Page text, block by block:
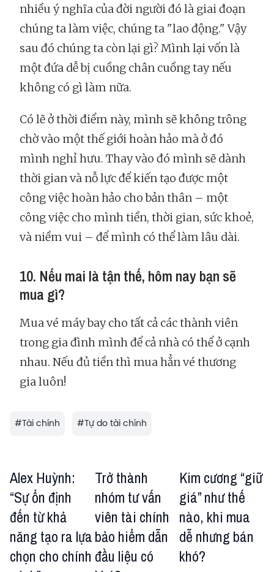
nhiều ý nghĩa của đời người đó là giai đoạn
chúng ta làm việc, chúng ta "lao động." Vậy
sau đó chúng ta còn lại gì? Mình lại vốn là
một đứa dễ bị cuồng chân cuồng tay nếu
không có gì làm nữa.
Có lẽ ở thời điểm này, mình sẽ không trông
chờ vào một thế giới hoàn hảo mà ở đó
mình nghỉ hưu. Thay vào đó mình sẽ dành
thời gian và nỗ lực để kiến tạo được một
công việc hoàn hảo cho bản thân – một
công việc cho mình tiền, thời gian, sức khoẻ,
và niềm vui – để mình có thể làm lâu dài.
10. Nếu mai là tận thế, hôm nay bạn sẽ
mua gì?
Mua vé máy bay cho tất cả các thành viên
trong gia đình mình để cả nhà có thể ở cạnh
nhau. Nếu đủ tiền thì mua hẳn vé thương
gia luôn!
#Tài chính #Tự do tài chính
Alex Huỳnh:
“Sự ổn định
đến từ khả
năng tạo ra lựa
chọn cho chính
Trở thành
nhóm tư vấn
viên tài chính
bảo hiểm dẫn
đầu liệu có
Kim cương “giữ
giá” như thế
nào, khi mua
dễ nhưng bán
khó?